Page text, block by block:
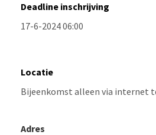
Deadline inschrijving
Locatie
Adres